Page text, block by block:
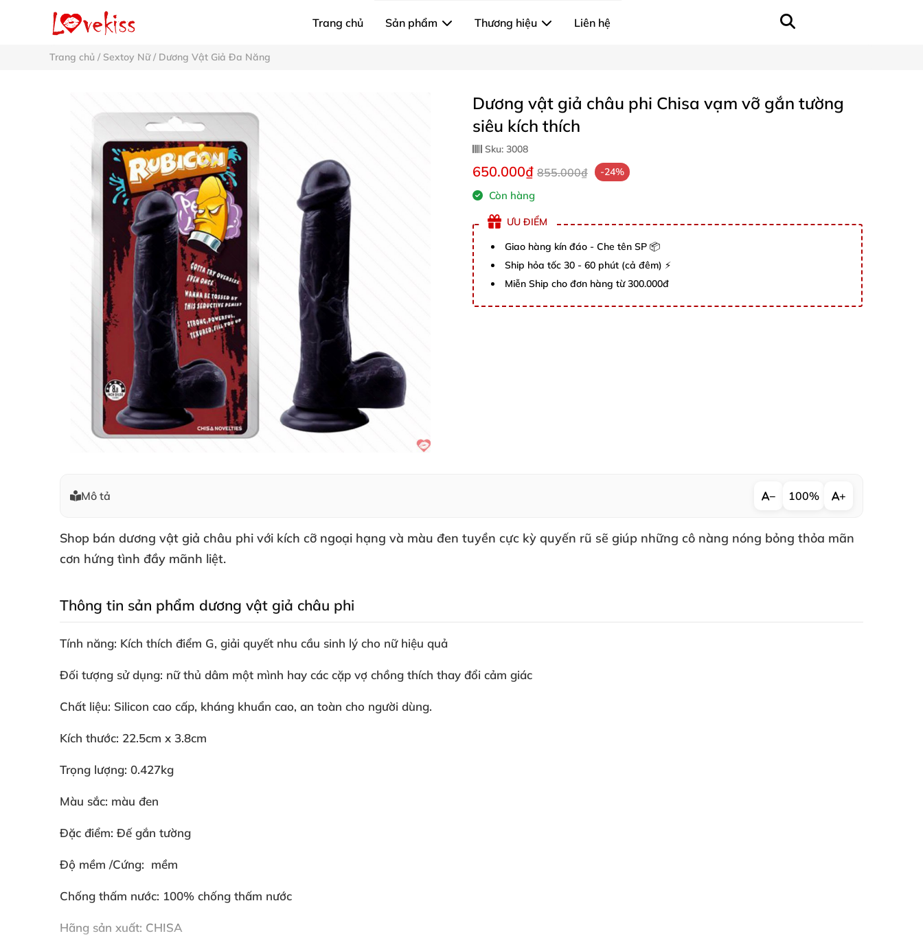
Trang chủ Sản phẩm Thương hiệu Liên hệ
Trang chủ / Sextoy Nữ/ Dương Vật Giả Đa Năng
Dương vật giả châu phi Chisa vạm vỡ gắn tường
siêu kích thích
Sku: 3008
650.000₫ 855.000₫ -24%
Còn hàng
ƯU ĐIỂM
Giao hàng kín đáo - Che tên SP 📦
Ship hỏa tốc 30 - 60 phút (cả đêm) ⚡
Miễn Ship cho đơn hàng từ 300.000đ
Mô tả − 100% +
Shop bán dương vật giả châu phi với kích cỡ ngoại hạng và màu đen tuyền cực kỳ quyến rũ sẽ giúp những cô nàng nóng bỏng thỏa mãn
cơn hứng tình đầy mãnh liệt.
Thông tin sản phẩm dương vật giả châu phi
Tính năng: Kích thích điểm G, giải quyết nhu cầu sinh lý cho nữ hiệu quả
Đối tượng sử dụng: nữ thủ dâm một mình hay các cặp vợ chồng thích thay đổi cảm giác
Chất liệu: Silicon cao cấp, kháng khuẩn cao, an toàn cho người dùng.
Kích thước: 22.5cm x 3.8cm
Trọng lượng: 0.427kg
Màu sắc: màu đen
Đặc điểm: Đế gắn tường
Độ mềm /Cứng: mềm
Chống thấm nước: 100% chống thấm nước
Hãng sản xuất: CHISA